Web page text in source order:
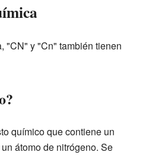
"CN" y "Cn" también tienen
químico que contiene un
átomo de nitrógeno. Se